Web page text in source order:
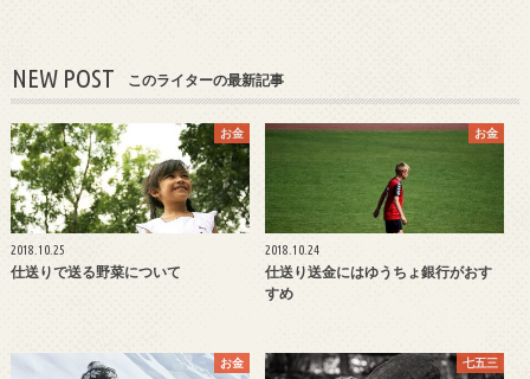
NEW POST このライターの最新記事
お金
2018.10.25
仕送りで送る野菜について
お金
2018.10.24
仕送り送金にはゆうちょ銀行がおす
すめ
お金 七五三